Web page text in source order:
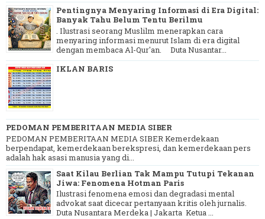
Pentingnya Menyaring Informasi di Era Digital:
Banyak Tahu Belum Tentu Berilmu
. Ilustrasi seorang Muslilm menerapkan cara
menyaring informasi menurut Islam di era digital
dengan membaca Al-Qur'an. Duta Nusantar...
IKLAN BARIS
PEDOMAN PEMBERITAAN MEDIA SIBER
PEDOMAN PEMBERITAAN MEDIA SIBER Kemerdekaan
berpendapat, kemerdekaan berekspresi, dan kemerdekaan pers
adalah hak asasi manusia yang di...
Saat Kilau Berlian Tak Mampu Tutupi Tekanan
Jiwa: Fenomena Hotman Paris
Ilustrasi fenomena emosi dan degradasi mental
advokat saat dicecar pertanyaan kritis oleh jurnalis.
Duta Nusantara Merdeka | Jakarta Ketua ...